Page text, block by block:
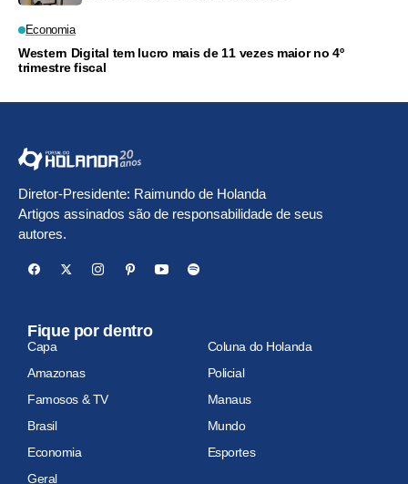
Economia
Western Digital tem lucro mais de 11 vezes maior no 4º
trimestre fiscal
Diretor-Presidente: Raimundo de Holanda
Artigos assinados são de responsabilidade de seus
autores.
Fique por dentro
Capa
Coluna do Holanda
Amazonas
Policial
Famosos & TV
Manaus
Brasil
Mundo
Economia
Esportes
Geral